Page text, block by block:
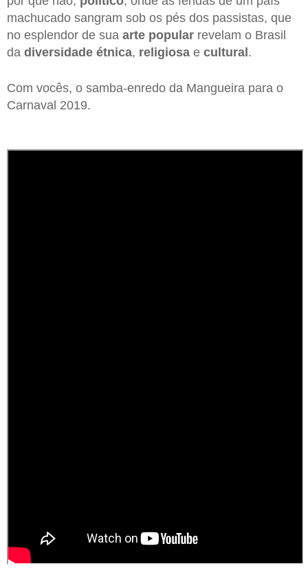
machucado sangram sob os pés dos passistas, que
no esplendor de sua arte popular revelam o Brasil
da diversidade étnica, religiosa e cultural .
Com vocês, o samba-enredo da Mangueira para o
Carnaval 2019.